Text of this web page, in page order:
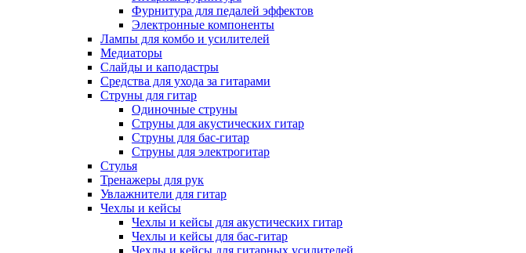
Фурнитура для педалей эффектов
Электронные компоненты
Лампы для комбо и усилителей
Медиаторы
Слайды и каподастры
Средства для ухода за гитарами
Струны для гитар
Одиночные струны
Струны для акустических гитар
Струны для бас-гитар
Струны для электрогитар
Стулья
Тренажеры для рук
Увлажнители для гитар
Чехлы и кейсы
Чехлы и кейсы для акустических гитар
Чехлы и кейсы для бас-гитар
Чехлы и кейсы для гитарных усилителей